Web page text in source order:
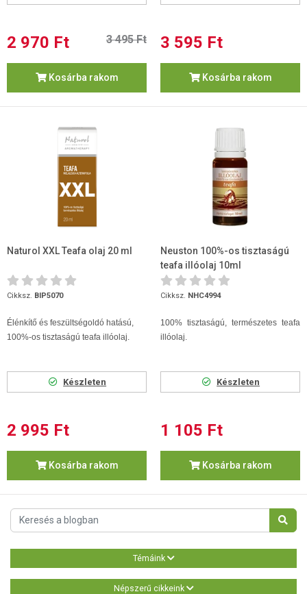
2 970 Ft 3 495 Ft
Kosárba rakom
3 595 Ft
Kosárba rakom
Naturol XXL Teafa olaj 20 ml
Cikksz. BIP5070
Élénkítő és feszültségoldó hatású,
100%-os tisztaságú teafa illóolaj.
Készleten
2 995 Ft
Kosárba rakom
Neuston 100%-os tisztaságú
teafa illóolaj 10ml
Cikksz. NHC4994
100% tisztaságú, természetes teafa
illóolaj.
Készleten
1 105 Ft
Kosárba rakom
Témáink
Népszerű cikkeink